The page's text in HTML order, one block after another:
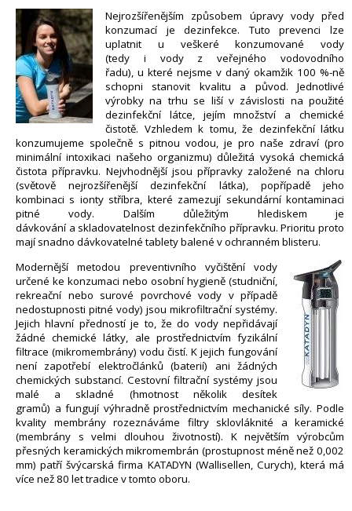
Nejrozšířenějším způsobem úpravy vody před
konzumací je dezinfekce. Tuto prevenci lze
uplatnit u veškeré konzumované vody
(tedy i vody z veřejného vodovodního
řadu), u které nejsme v daný okamžik 100 %-ně
schopni stanovit kvalitu a původ. Jednotlivé
výrobky na trhu se liší v závislosti na použité
dezinfekční látce, jejím množství a chemické
čistotě. Vzhledem k tomu, že dezinfekční látku
konzumujeme společně s pitnou vodou, je pro naše zdraví (pro
minimální intoxikaci našeho organizmu) důležitá vysoká chemická
čistota přípravku. Nejvhodnější jsou přípravky založené na chloru
(světově nejrozšířenější dezinfekční látka), popřípadě jeho
kombinaci s ionty stříbra, které zamezují sekundární kontaminaci
pitné vody. Dalším důležitým hlediskem je
dávkování a skladovatelnost dezinfekčního přípravku. Prioritu proto
mají snadno dávkovatelné tablety balené v ochranném blisteru.
Modernější metodou preventivního vyčištění vody
určené ke konzumaci nebo osobní hygieně (studniční,
rekreační nebo surové povrchové vody v případě
nedostupnosti pitné vody) jsou mikrofiltrační systémy.
Jejich hlavní předností je to, že do vody nepřidávají
žádné chemické látky, ale prostřednictvím fyzikální
filtrace (mikromembrány) vodu čistí. K jejich fungování
není zapotřebí elektročlánků (baterií) ani žádných
chemických substancí. Cestovní filtrační systémy jsou
malé a skladné (hmotnost několik desítek
gramů) a fungují výhradně prostřednictvím mechanické síly. Podle
kvality membrány rozeznáváme filtry sklovláknité a keramické
(membrány s velmi dlouhou životností). K největším výrobcům
přesných keramických mikromembrán (prostupnost méně než 0,002
mm) patří švýcarská firma KATADYN (Wallisellen, Curych), která má
více než 80 let tradice v tomto oboru.